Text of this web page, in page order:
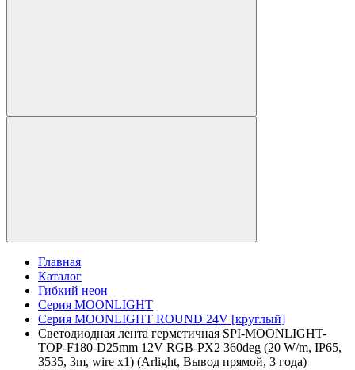
Главная
Каталог
Гибкий неон
Серия MOONLIGHT
Серия MOONLIGHT ROUND 24V [круглый]
Светодиодная лента герметичная SPI-MOONLIGHT-
TOP-F180-D25mm 12V RGB-PX2 360deg (20 W/m, IP65,
3535, 3m, wire x1) (Arlight, Вывод прямой, 3 года)